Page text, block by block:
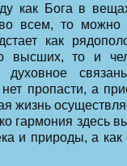
как Бога в
во всем, то можно
как
высших, то и
пропасти, а
жизнь
гармония здесь
и природы, а как